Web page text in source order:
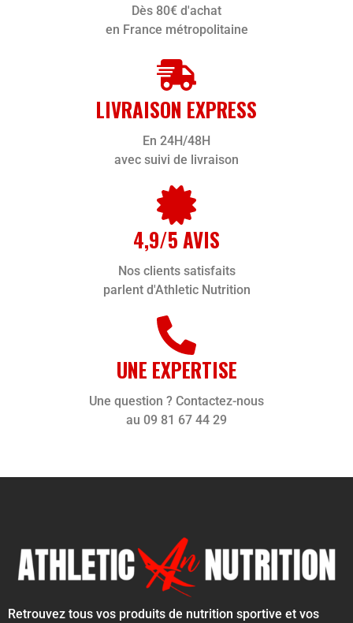
Dès 80€ d'achat
en France métropolitaine
LIVRAISON EXPRESS
En 24H/48H
avec suivi de livraison
4,9/5 AVIS
Nos clients satisfaits
parlent d'Athletic Nutrition
UNE EXPERTISE
Une question ? Contactez-nous
au 09 81 67 44 29
Retrouvez tous vos produits de nutrition sportive et vos